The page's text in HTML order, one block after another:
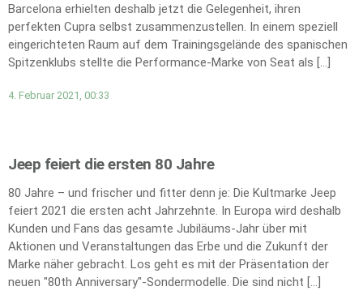
Barcelona erhielten deshalb jetzt die Gelegenheit, ihren
perfekten Cupra selbst zusammenzustellen. In einem speziell
eingerichteten Raum auf dem Trainingsgelände des spanischen
Spitzenklubs stellte die Performance-Marke von Seat als […]
4. Februar 2021, 00:33
Jeep feiert die ersten 80 Jahre
80 Jahre – und frischer und fitter denn je: Die Kultmarke Jeep
feiert 2021 die ersten acht Jahrzehnte. In Europa wird deshalb
Kunden und Fans das gesamte Jubiläums-Jahr über mit
Aktionen und Veranstaltungen das Erbe und die Zukunft der
Marke näher gebracht. Los geht es mit der Präsentation der
neuen "80th Anniversary"-Sondermodelle. Die sind nicht […]